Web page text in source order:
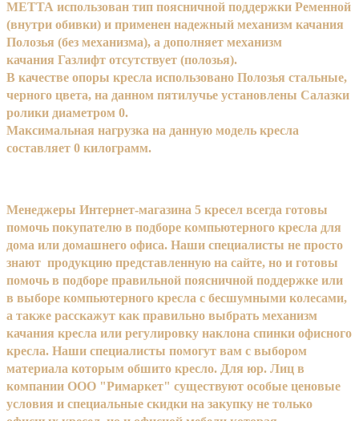
МЕТТА использован тип поясничной поддержки Ременной
(внутри обивки) и применен надежный механизм качания
Полозья (без механизма), а дополняет механизм
качания Газлифт отсутствует (полозья).
В качестве опоры кресла использовано Полозья стальные,
черного цвета, на данном пятилучье установлены Салазки
ролики диаметром 0.
Максимальная нагрузка на данную модель кресла
составляет 0 килограмм.
Менеджеры Интернет-магазина 5 кресел всегда готовы
помочь покупателю в подборе компьютерного кресла для
дома или домашнего офиса. Наши специалисты не просто
знают продукцию представленную на сайте, но и готовы
помочь в подборе правильной поясничной поддержке или
в выборе компьютерного кресла с бесшумными колесами,
а также расскажут как правильно выбрать механизм
качания кресла или регулировку наклона спинки офисного
кресла. Наши специалисты помогут вам с выбором
материала которым обшито кресло. Для юр. Лиц в
компании ООО "Римаркет" существуют особые ценовые
условия и специальные скидки на закупку не только